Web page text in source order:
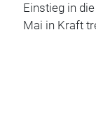
Einstieg in
Mai in Kraft